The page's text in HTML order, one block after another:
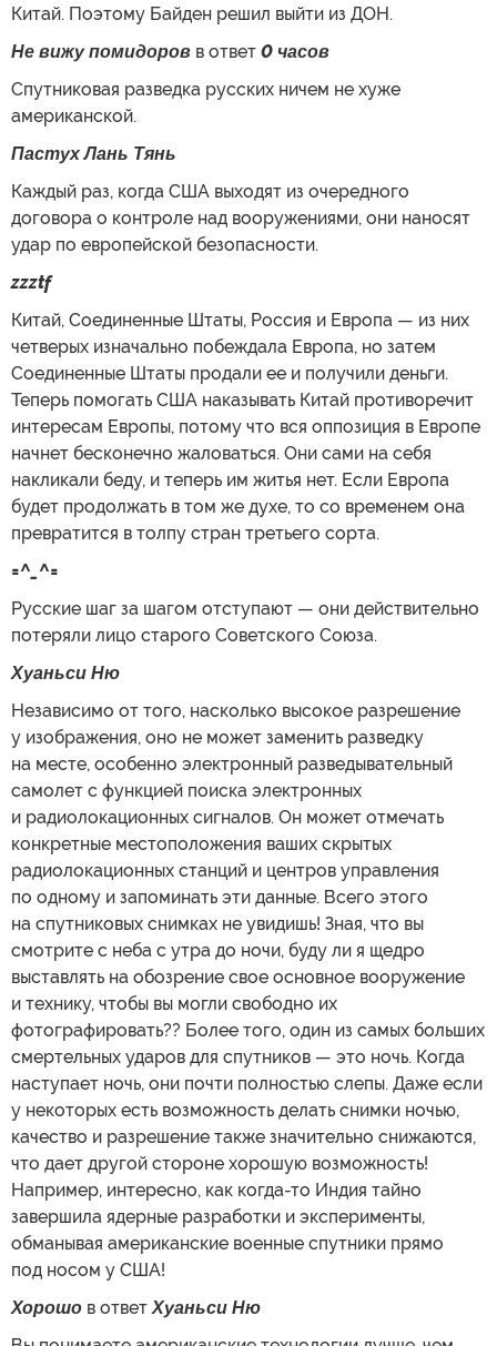
Китай. Поэтому Байден решил выйти из ДОН.
Не вижу помидоров в ответ 0 часов
Спутниковая разведка русских ничем не хуже
американской.
Пастух Лань Тянь
Каждый раз, когда США выходят из очередного
договора о контроле над вооружениями, они наносят
удар по европейской безопасности.
zzztf
Китай, Соединенные Штаты, Россия и Европа — из них
четверых изначально побеждала Европа, но затем
Соединенные Штаты продали ее и получили деньги.
Теперь помогать США наказывать Китай противоречит
интересам Европы, потому что вся оппозиция в Европе
начнет бесконечно жаловаться. Они сами на себя
накликали беду, и теперь им житья нет. Если Европа
будет продолжать в том же духе, то со временем она
превратится в толпу стран третьего сорта.
=^_^=
Русские шаг за шагом отступают — они действительно
потеряли лицо старого Советского Союза.
Хуаньси Ню
Независимо от того, насколько высокое разрешение
у изображения, оно не может заменить разведку
на месте, особенно электронный разведывательный
самолет с функцией поиска электронных
и радиолокационных сигналов. Он может отмечать
конкретные местоположения ваших скрытых
радиолокационных станций и центров управления
по одному и запоминать эти данные. Всего этого
на спутниковых снимках не увидишь! Зная, что вы
смотрите с неба с утра до ночи, буду ли я щедро
выставлять на обозрение свое основное вооружение
и технику, чтобы вы могли свободно их
фотографировать?? Более того, один из самых больших
смертельных ударов для спутников — это ночь. Когда
наступает ночь, они почти полностью слепы. Даже если
у некоторых есть возможность делать снимки ночью,
качество и разрешение также значительно снижаются,
что дает другой стороне хорошую возможность!
Например, интересно, как когда-то Индия тайно
завершила ядерные разработки и эксперименты,
обманывая американские военные спутники прямо
под носом у США!
Хорошо в ответХуаньси Ню